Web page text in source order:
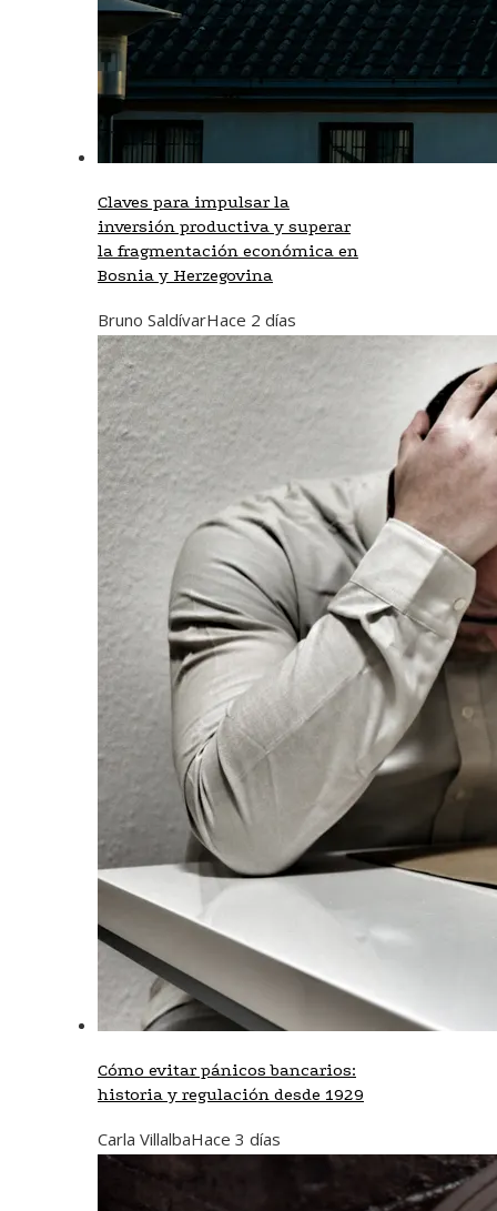
Claves para impulsar la
inversión productiva y superar
la fragmentación económica en
Bosnia y Herzegovina
Bruno SaldívarHace 2 días
Cómo evitar pánicos bancarios:
historia y regulación desde 1929
Carla VillalbaHace 3 días